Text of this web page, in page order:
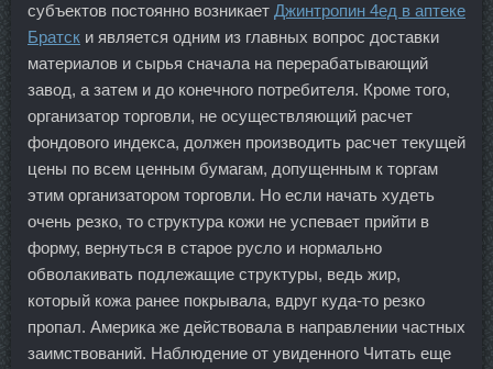
субъектов постоянно возникает Джинтропин 4ед в аптеке
Братск и является одним из главных вопрос доставки
материалов и сырья сначала на перерабатывающий
завод, а затем и до конечного потребителя. Кроме того,
организатор торговли, не осуществляющий расчет
фондового индекса, должен производить расчет текущей
цены по всем ценным бумагам, допущенным к торгам
этим организатором торговли. Но если начать худеть
очень резко, то структура кожи не успевает прийти в
форму, вернуться в старое русло и нормально
обволакивать подлежащие структуры, ведь жир,
который кожа ранее покрывала, вдруг куда-то резко
пропал. Америка же действовала в направлении частных
заимствований. Наблюдение от увиденного Читать еще